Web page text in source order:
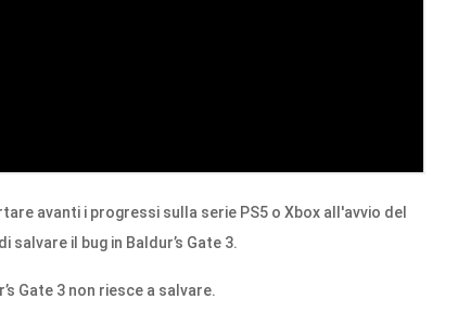
avanti i progressi sulla serie PS5 o Xbox all'avvio del
il bug in Baldur’s Gate 3.
Gate 3 non riesce a salvare.